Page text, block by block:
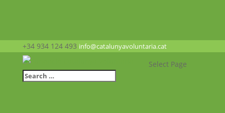
+34 934 124 493 info@catalunyavoluntaria.cat
Select Page